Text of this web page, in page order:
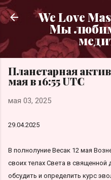
К
We Love
Мы
Планетарная
мая в 16:55 UTC
мая 03, 2025
29.04.2025
В полнолуние Весак 12 мая
своих телах Света в священной
обсудить и определить курс